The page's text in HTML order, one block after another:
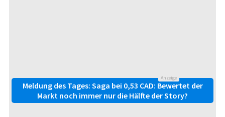
Anzeige
Meldung des Tages: Saga bei 0,53 CAD: Bewertet der
Markt noch immer nur die Hälfte der Story?